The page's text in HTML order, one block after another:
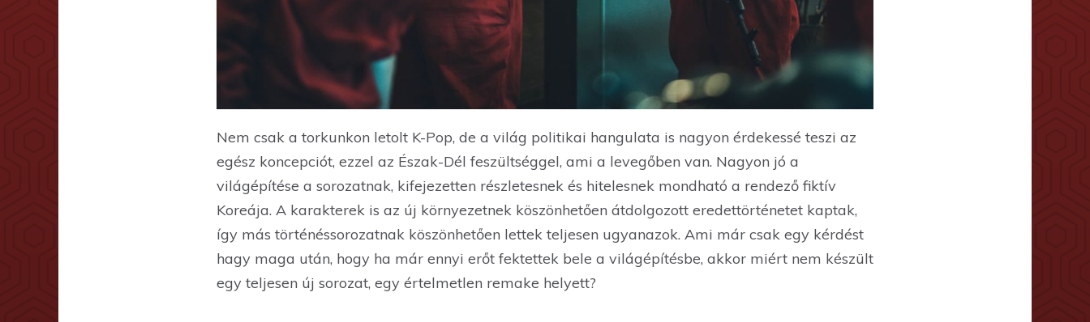
Nem csak a torkunkon letolt K-Pop, de a világ politikai hangulata is nagyon érdekessé teszi az
egész koncepciót, ezzel az Észak-Dél feszültséggel, ami a levegőben van. Nagyon jó a
világépítése a sorozatnak, kifejezetten részletesnek és hitelesnek mondható a rendező fiktív
Koreája. A karakterek is az új környezetnek köszönhetően átdolgozott eredettörténetet kaptak,
így más történéssorozatnak köszönhetően lettek teljesen ugyanazok. Ami már csak egy kérdést
hagy maga után, hogy ha már ennyi erőt fektettek bele a világépítésbe, akkor miért nem készült
egy teljesen új sorozat, egy értelmetlen remake helyett?